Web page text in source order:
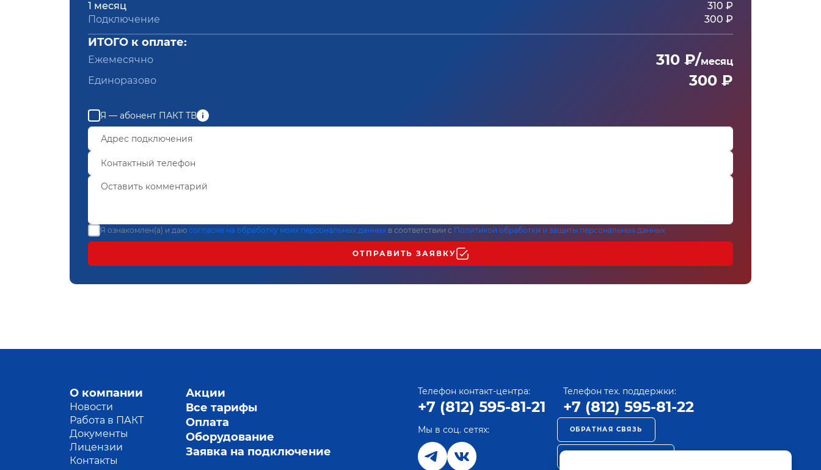
1 месяц
310 ₽
Подключение
300 ₽
ИТОГО к оплате:
Ежемесячно 310 ₽/месяц
Единоразово
300 ₽
Я — абонент ПАКТ ТВ
Я ознакомлен(а) и даю согласие на обработку моих персональных данных в соответствии с Политикой обработки и защиты персональных данных
ОТПРАВИТЬ ЗАЯВКУ
О компании
Новости
Работа в ПАКТ
Документы
Лицензии
Контакты
Акции
Все тарифы
Оплата
Оборудование
Заявка на подключение
Телефон контакт-центра:
+7 (812) 595-81-21
Телефон тех. поддержки:
+7 (812) 595-81-22
Мы в соц. сетях: ОБРАТНАЯ СВЯЗЬ